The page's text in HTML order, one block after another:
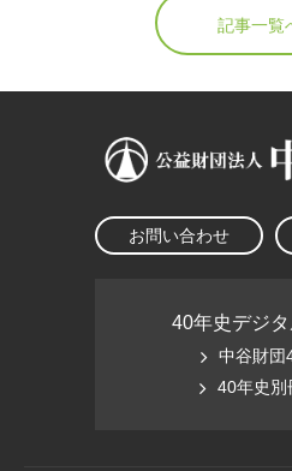
記事一覧
お問い合わせ
40年史デジ
中谷財団
40年史別